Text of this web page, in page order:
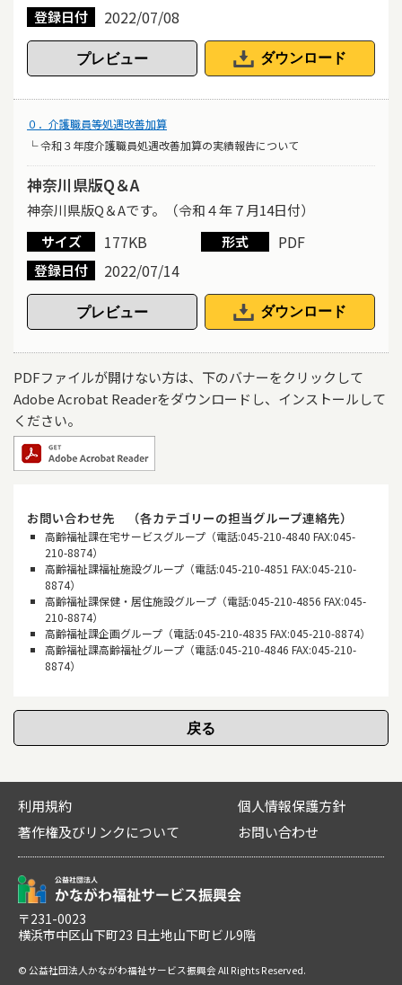
登録日付 2022/07/08
ダウンロード
０．介護職員等処遇改善加算
└ 令和３年度介護職員処遇改善加算の実績報告について
神奈川県版Q＆A
神奈川県版Q＆Aです。（令和４年７月14日付）
サイズ
177KB 形式 PDF
登録日付 2022/07/14
ダウンロード
PDFファイルが開けない方は、下のバナーをクリックして
Adobe Acrobat Readerをダウンロードし、インストールして
ください。
お問い合わせ先 （各カテゴリーの担当グループ連絡先）
高齢福祉課在宅サービスグループ（電話:045-210-4840 FAX:045-
210-8874）
高齢福祉課福祉施設グループ（電話:045-210-4851 FAX:045-210-
8874）
高齢福祉課保健・居住施設グループ（電話:045-210-4856 FAX:045-
210-8874）
高齢福祉課企画グループ（電話:045-210-4835 FAX:045-210-8874）
高齢福祉課高齢福祉グループ（電話:045-210-4846 FAX:045-210-
8874）
利用規約
個人情報保護方針
著作権及びリンクについて
お問い合わせ
〒231-0023
横浜市中区山下町23 日土地山下町ビル9階
© 公益社団法人かながわ福祉サービス振興会 All Rights Reserved.